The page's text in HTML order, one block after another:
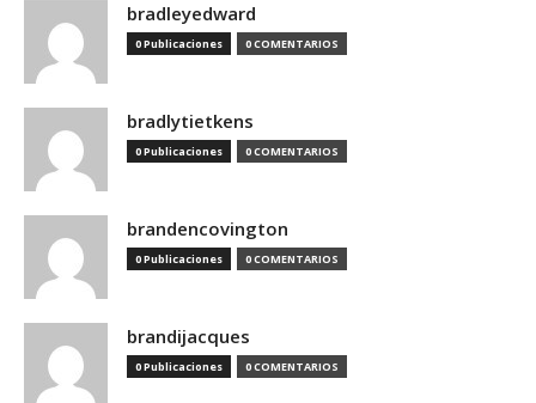
bradleyedward
0 Publicaciones 0 COMENTARIOS
bradlytietkens
0 Publicaciones 0 COMENTARIOS
brandencovington
0 Publicaciones 0 COMENTARIOS
brandijacques
0 Publicaciones 0 COMENTARIOS